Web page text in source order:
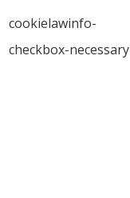
cookielawinfo-
checkbox-necessary